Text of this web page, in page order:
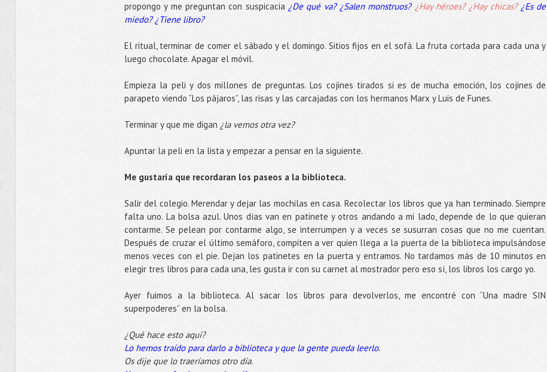
propongo y me preguntan con suspicacia ¿De qué va? ¿Salen monstruos?¿Hay héroes? ¿Hay chicas? ¿Es de
miedo? ¿Tiene libro?
El ritual, terminar de comer el sábado y el domingo. Sitios fijos en el sofá. La fruta cortada para cada una y
luego chocolate. Apagar el móvil.
Empieza la peli y dos millones de preguntas. Los cojines tirados si es de mucha emoción, los cojines de
parapeto viendo “Los pájaros”, las risas y las carcajadas con los hermanos Marx y Luis de Funes.
Terminar y que me digan ¿la vemos otra vez?
Apuntar la peli en la lista y empezar a pensar en la siguiente.
Me gustaría que recordaran los paseos a la biblioteca.
Salir del colegio. Merendar y dejar las mochilas en casa. Recolectar los libros que ya han terminado. Siempre
falta uno. La bolsa azul. Unos días van en patinete y otros andando a mi lado, depende de lo que quieran
contarme. Se pelean por contarme algo, se interrumpen y a veces se susurran cosas que no me cuentan.
Después de cruzar el último semáforo, compiten a ver quien llega a la puerta de la biblioteca impulsándose
menos veces con el pie. Dejan los patinetes en la puerta y entramos. No tardamos más de 10 minutos en
elegir tres libros para cada una, les gusta ir con su carnet al mostrador pero eso sí, los libros los cargo yo.
Ayer fuimos a la biblioteca. Al sacar los libros para devolverlos, me encontré con “Una madre SIN
superpoderes” en la bolsa.
¿Qué hace esto aquí?
Lo hemos traído para darlo a biblioteca y que la gente pueda leerlo.
Os dije que lo traeríamos otro día.